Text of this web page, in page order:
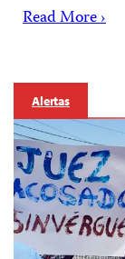
Read More ›
Alertas